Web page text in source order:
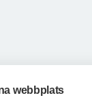
webbplats